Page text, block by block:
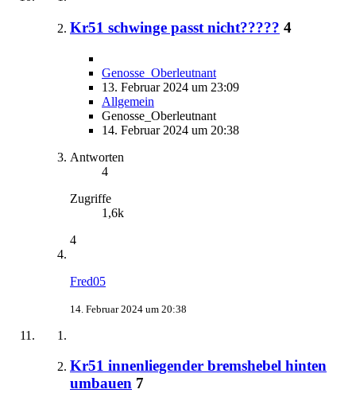
Kr51 schwinge passt nicht????? 4
Genosse_Oberleutnant
13. Februar 2024 um 23:09
Allgemein
Genosse_Oberleutnant
14. Februar 2024 um 20:38
Antworten
4
Zugriffe
1,6k
4
Fred05
14. Februar 2024 um 20:38
Kr51 innenliegender bremshebel hinten
umbauen 7